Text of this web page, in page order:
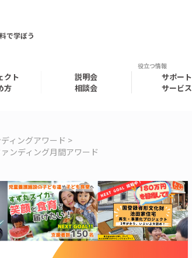
で学ぼう
クト
方
説明会
相談会
サポート
サービス
ィングアワード
ンディング月間アワード